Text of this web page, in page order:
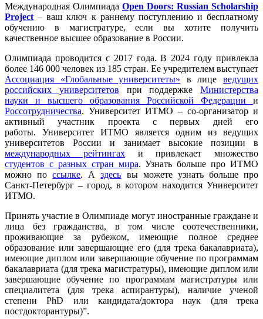
Международная Олимпиада Open Doors: Russian Scholarship
Project – ваш ключ к раннему поступлению и бесплатному
обучению в магистратуре, если вы хотите получить
качественное высшее образование в России.
Олимпиада проводится с 2017 года. В 2024 году привлекла
более 146 000 человек из 185 стран. Ее учредителем выступает
Ассоциация «Глобальные университеты» в лицеведущих
российских университетов при поддержке Министерства
науки и высшего образования Российской Федерации и
Россотрудничества. Университет ИТМО – со-организатор и
активный участник проекта с первых дней его
работы. Университет ИТМО является одним из ведущих
университетов России и занимает высокие позиции в
международных рейтингахи привлекает множество
студентов с разных стран мира. Узнать больше про ИТМО
можно поссылке. Аздесь вы можете узнать больше про
Санкт-Петербург – город, в котором находится Университет
ИТМО.
Принять участие в Олимпиаде могут иностранные граждане и
лица без гражданства, в том числе соотечественники,
проживающие за рубежом, имеющие полное среднее
образование или завершающие его (для трека бакалавриата),
имеющие диплом или завершающие обучение по программам
бакалавриата (для трека магистратуры), имеющие диплом или
завершающие обучение по программам магистратуры или
специалитета (для трека аспирантуры), наличие ученой
степени PhD или кандидата/доктора наук (для трека
постдокторантуры)”.